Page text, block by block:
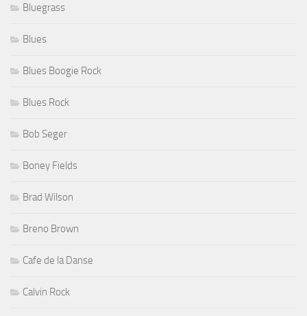
Bluegrass
Blues
Blues Boogie Rock
Blues Rock
Bob Seger
Boney Fields
Brad Wilson
Breno Brown
Cafe de la Danse
Calvin Rock